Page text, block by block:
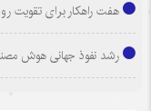
هفت راهکار برای تقویت
رشد نفوذ جهانی هوش